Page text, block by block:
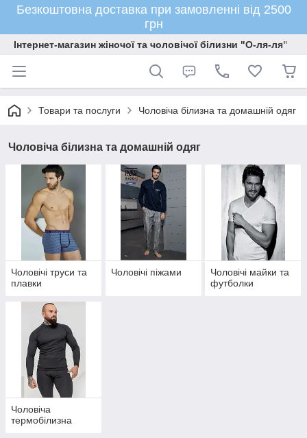
Безкоштовна доставка при замовленні від 2500
грн
Інтернет-магазин жіночої та чоловічої білизни "О-ля-ля"
Товари та послуги Чоловіча білизна та домашній одяг
Чоловіча білизна та домашній одяг
Чоловічі труси та
плавки
Чоловічі піжами
Чоловічі майки та
футболки
Чоловіча
термобілизна